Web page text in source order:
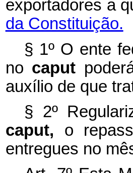
exportadores a
da Constituição.
§ 1º O ente
no caput
auxílio de que
§ 2º
caput, o
entregues no